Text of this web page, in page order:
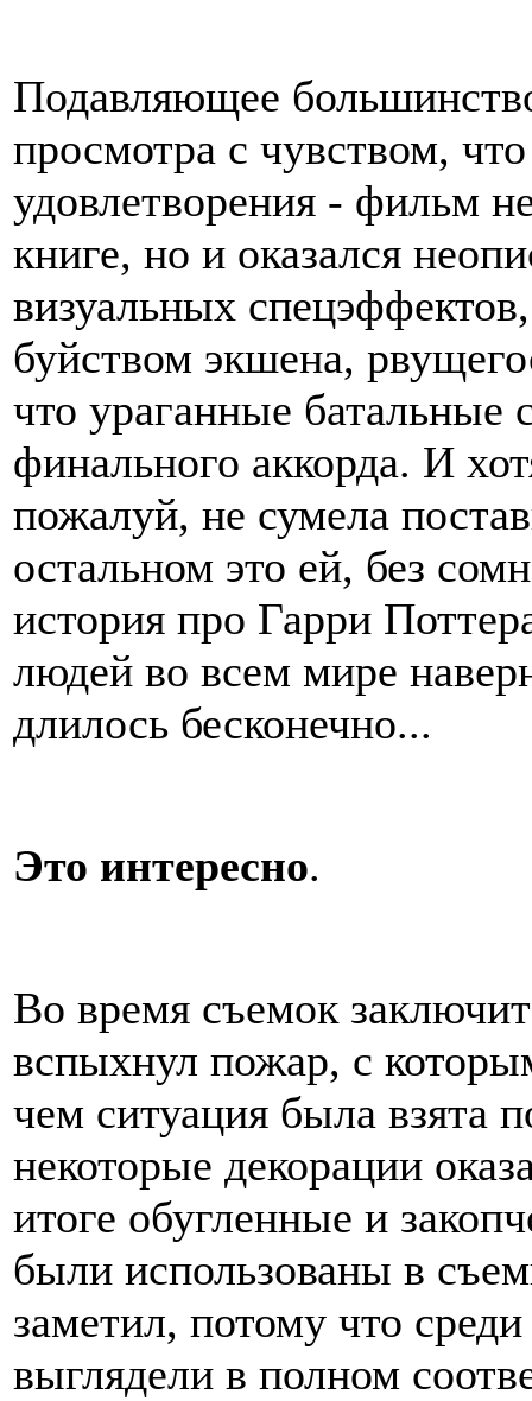
Подавляющее
просмотра с чувством,
удовлетворения - фильм
книге, но и оказался
визуальных
буйством экшена,
что ураганные
финального аккорда. И
пожалуй, не сумела
остальном это ей, без
история про Гарри
людей во всем мире
длилось бесконечно...
Это интересно.
Во время съемок
вспыхнул пожар, с
чем ситуация была взята
некоторые декорации
итоге обугленные и
были использованы в
заметил, потому что
выглядели в полном